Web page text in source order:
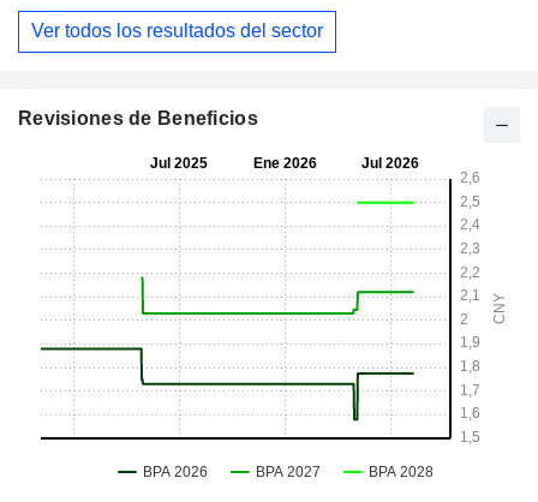
Ver todos los resultados del sector
Revisiones de Beneficios